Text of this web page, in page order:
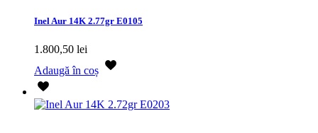
Inel Aur 14K 2.77gr E0105
1.800,50 lei
Adaugă în coș